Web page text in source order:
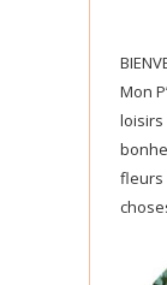
Mon
loisirs
fleurs